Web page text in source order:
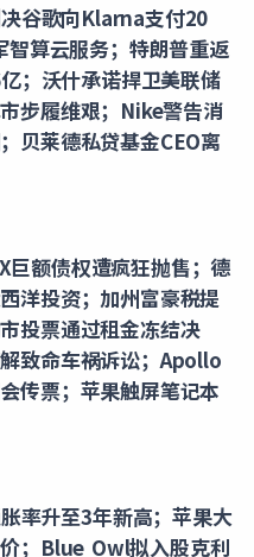
谷歌向Klarna支付20
算云服务；特朗普重返
；沃什承诺捍卫美联储
步履维艰；Nike警告消
贝莱德私贷基金CEO离
巨额债权遭疯狂抛售；德
洋投资；加州富豪税提
投票通过租金冻结决
致命车祸诉讼；Apollo
传票；苹果触屏笔记本
率升至3年新高；苹果大
；Blue Owl拟入股克利